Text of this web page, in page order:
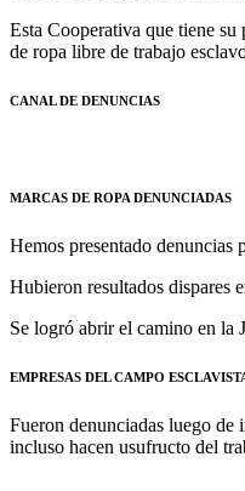
Esta Cooperativa que tiene
de ropa libre de trabajo
CANAL DE DENUNCIAS
MARCAS DE ROPA DENUNCIADAS
Hemos presentado denuncias
Hubieron resultados dispares
Se logró abrir el camino en la
EMPRESAS DEL CAMPO
Fueron denunciadas luego de
incluso hacen usufructo del